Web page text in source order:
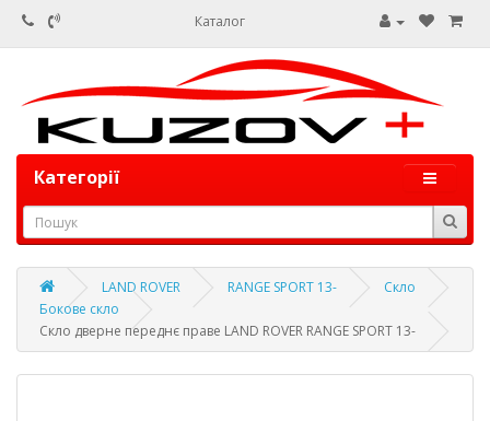
Каталог
Категорії
LAND ROVER RANGE SPORT 13-
Скло
Бокове скло
Скло дверне переднє праве LAND ROVER RANGE SPORT 13-